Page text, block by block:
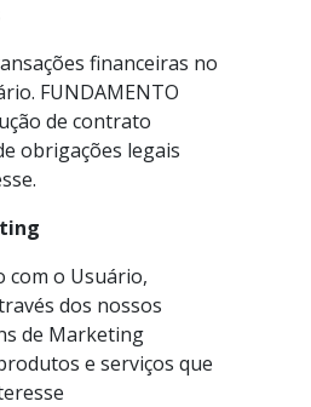
financeiras no
FUNDAMENTO
de contrato
obrigações legais
com o Usuário,
dos nossos
de Marketing
e serviços que